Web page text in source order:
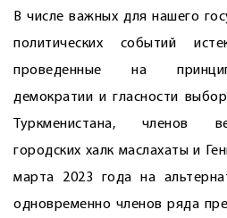
В числе важных для нашего
политических событий
проведенные на
демократии и гласности
Туркменистана, членов
городских халк маслахаты и
марта 2023 года на
одновременно членов ряда